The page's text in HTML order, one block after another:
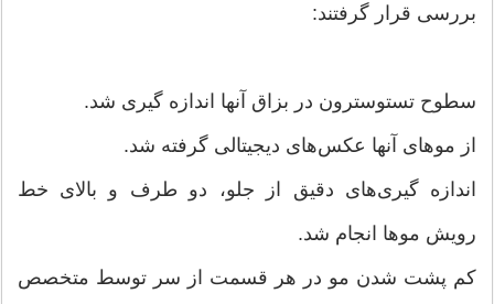
بررسی قرار گرفتند:
سطوح تستوسترون در بزاق آنها اندازه گیری شد.
از موهای آنها عکس‌های دیجیتالی گرفته شد.
اندازه گیری‌های دقیق از جلو، دو طرف و بالای خط
رویش موها انجام شد.
کم پشت شدن مو در هر قسمت از سر توسط متخصص